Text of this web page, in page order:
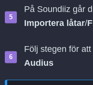
På Soundiiz går
Importera låtar/
Följ stegen för att
Audius